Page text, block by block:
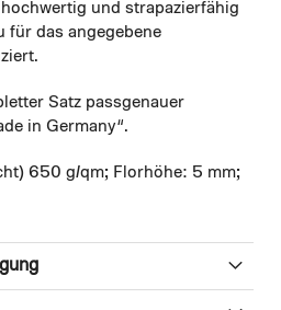
und strapazierfähig
für das angegebene
Satz passgenauer
in Germany“.
650 g/qm; Florhöhe: 5 mm;